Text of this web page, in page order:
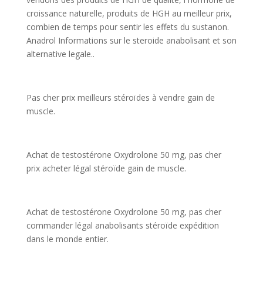
croissance naturelle, produits de HGH au meilleur prix,
combien de temps pour sentir les effets du sustanon.
Anadrol Informations sur le steroide anabolisant et son
alternative legale..
Pas cher prix meilleurs stéroïdes à vendre gain de
muscle.
Achat de testostérone Oxydrolone 50 mg, pas cher
prix acheter légal stéroïde gain de muscle.
Achat de testostérone Oxydrolone 50 mg, pas cher
commander légal anabolisants stéroïde expédition
dans le monde entier.